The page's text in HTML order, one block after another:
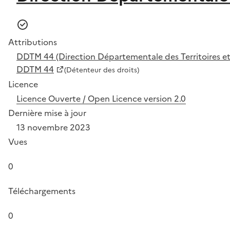
Attributions
DDTM 44 (Direction Départementale des Territoires
DDTM 44
(Détenteur des droits)
Licence
Licence Ouverte / Open Licence version 2.0
Dernière mise à jour
13 novembre 2023
Vues
0
Téléchargements
0